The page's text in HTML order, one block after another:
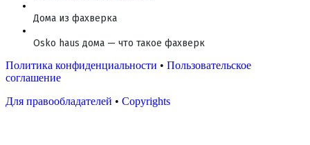
Дома из фахверка
Osko haus дома — что такое фахверк
Политика конфиденциальности • Пользовательское
соглашение
Для правообладателей • Copyrights